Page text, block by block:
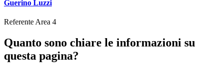
Guerino Luzzi
Referente Area 4
Quanto sono chiare le informazioni su
questa pagina?